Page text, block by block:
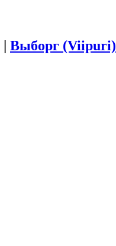
| Выборг (Viipuri)